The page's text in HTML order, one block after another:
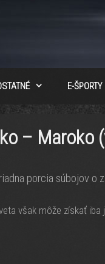
E-ŠPORTY
– Maroko
porcia súbojov o
však môže získať iba